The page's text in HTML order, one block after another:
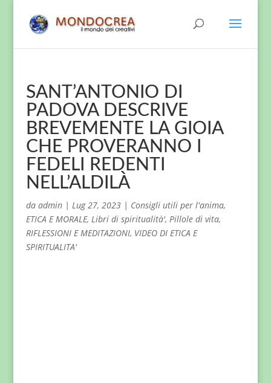
SANT’ANTONIO DI
PADOVA DESCRIVE
BREVEMENTE LA GIOIA
CHE PROVERANNO I
FEDELI REDENTI
NELL’ALDILÀ
da admin| Lug 27, 2023| Consigli utili per l'anima,
ETICA E MORALE, Libri di spiritualità', Pillole di vita,
RIFLESSIONI E MEDITAZIONI, VIDEO DI ETICA E
SPIRITUALITA'